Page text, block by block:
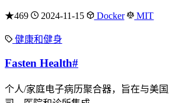
★469 2024-11-15 Docker MIT
健康和健身
Fasten Health#
个人/家庭电子病历聚合器，旨在与美